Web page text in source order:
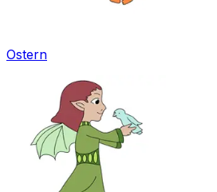
Ostern